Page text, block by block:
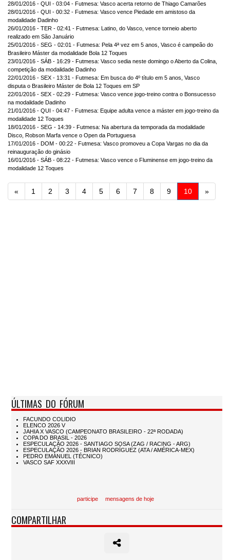
28/01/2016 - QUI - 03:04 - Futmesa: Vasco acerta retorno de Thiago Camarões
28/01/2016 - QUI - 00:32 - Futmesa: Vasco vence Piedade em amistoso da
modalidade Dadinho
26/01/2016 - TER - 02:41 - Futmesa: Latino, do Vasco, vence torneio aberto
realizado em São Januário
25/01/2016 - SEG - 02:01 - Futmesa: Pela 4ª vez em 5 anos, Vasco é campeão do
Brasileiro Máster da modalidade Bola 12 Toques
23/01/2016 - SÁB - 16:29 - Futmesa: Vasco sedia neste domingo o Aberto da Colina,
competição da modalidade Dadinho
22/01/2016 - SEX - 13:31 - Futmesa: Em busca do 4º título em 5 anos, Vasco
disputa o Brasileiro Máster de Bola 12 Toques em SP
22/01/2016 - SEX - 02:29 - Futmesa: Vasco vence jogo-treino contra o Bonsucesso
na modalidade Dadinho
21/01/2016 - QUI - 04:47 - Futmesa: Equipe adulta vence a máster em jogo-treino da
modalidade 12 Toques
18/01/2016 - SEG - 14:39 - Futmesa: Na abertura da temporada da modalidade
Disco, Robson Marfa vence o Open da Portuguesa
17/01/2016 - DOM - 00:22 - Futmesa: Vasco promoveu a Copa Vargas no dia da
reinauguração do ginásio
16/01/2016 - SÁB - 08:22 - Futmesa: Vasco vence o Fluminense em jogo-treino da
modalidade 12 Toques
« Anterior
1 2 3 4 5 6 7 8 9 10 »
ÚLTIMAS DO FÓRUM
participe mensagens de hoje
COMPARTILHAR